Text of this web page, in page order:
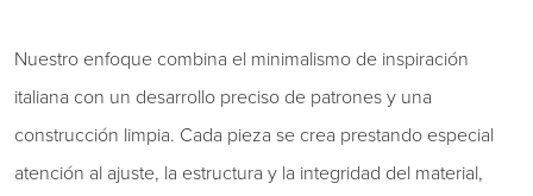
Nuestro enfoque combina el minimalismo de inspiración
italiana con un desarrollo preciso de patrones y una
construcción limpia. Cada pieza se crea prestando especial
atención al ajuste, la estructura y la integridad del material,